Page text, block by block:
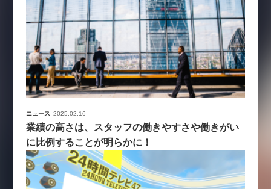
ニュース 2025.02.16
業績の高さは、スタッフの働きやすさや働きがい
に比例することが明らかに！